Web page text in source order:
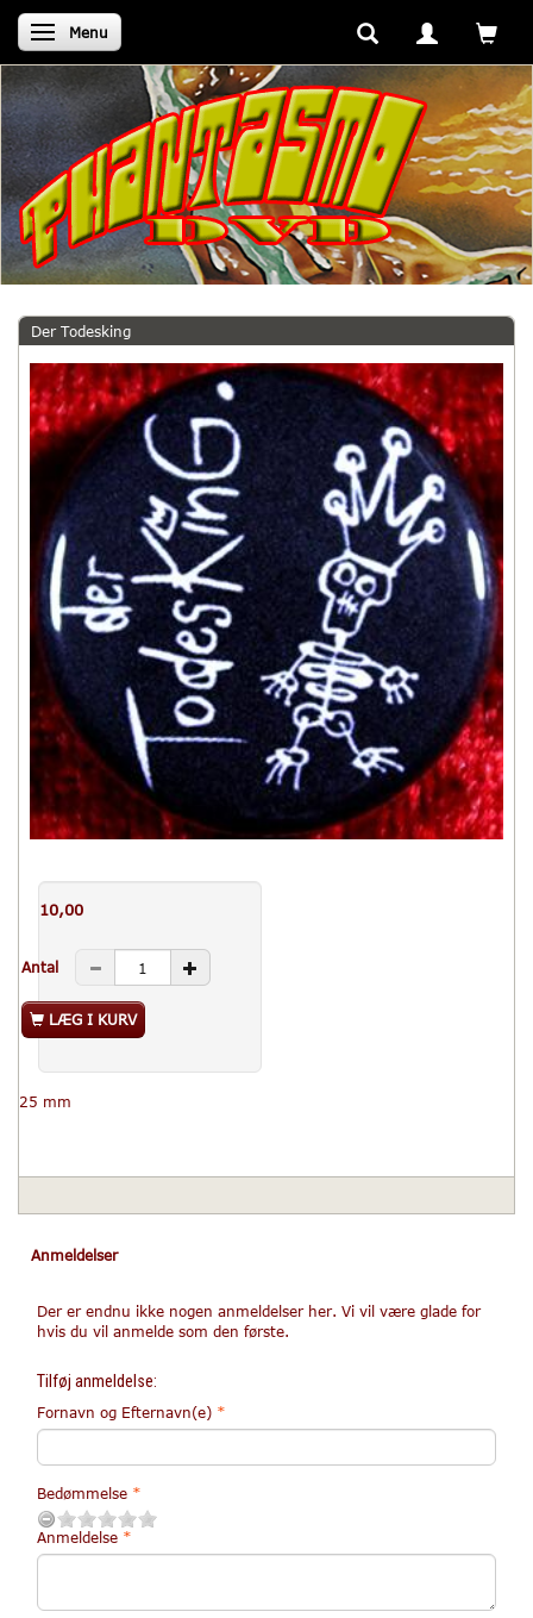
Skifte navigation
Menu
Der Todesking
10,00
Antal
LÆG I KURV
25 mm
Anmeldelser
Der er endnu ikke nogen anmeldelser her. Vi vil være glade for
hvis du vil anmelde som den første.
Tilføj anmeldelse:
Fornavn og Efternavn(e)
Bedømmelse
Anmeldelse